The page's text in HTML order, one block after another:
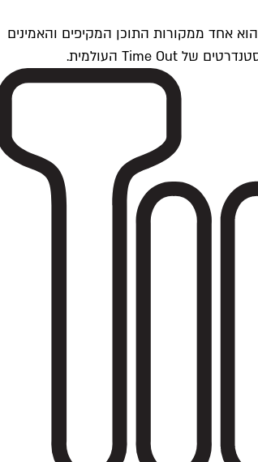
Time Outתל אביב הוא חלק מרשת Time Out Global — רשת מדיה בינלאומית הפועלת ב-360 ערים מרכזיות וב-60 מדינות ברחבי העולם. Time Out הוא אחד ממקורות התוכן המקיפים והאמינים